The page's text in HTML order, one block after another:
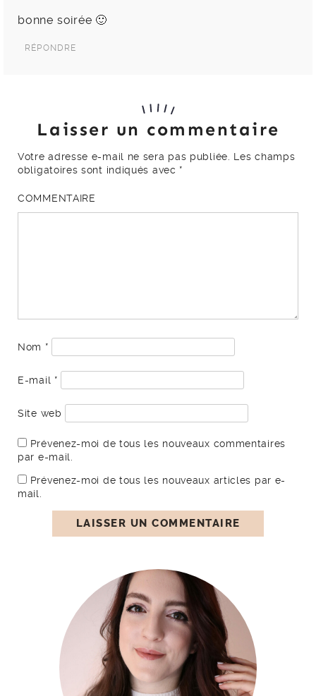
bonne soirée 🙂
RÉPONDRE
Laisser un commentaire
Votre adresse e-mail ne sera pas publiée.
Les champs
obligatoires sont indiqués avec *
COMMENTAIRE
Nom *
E-mail *
Site web
Prévenez-moi de tous les nouveaux commentaires
par e-mail.
Prévenez-moi de tous les nouveaux articles par e-
mail.